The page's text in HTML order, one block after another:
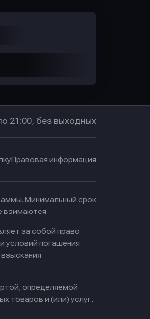
21:00, без выходных
Правовая информация
Минимальный срок
взимаются.
за собой право
условий погашения
определяемой
товаров и (или) услуг,